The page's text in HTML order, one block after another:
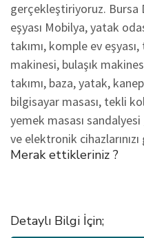
gerçekleştiriyoruz. Bursa
eşyası Mobilya, yatak
takımı, komple ev
makinesi, bulaşık
takımı, baza, yatak,
bilgisayar masası, tekli
yemek masası
ve elektronik
Merak ettikleriniz ?
Detaylı Bilgi İçin;